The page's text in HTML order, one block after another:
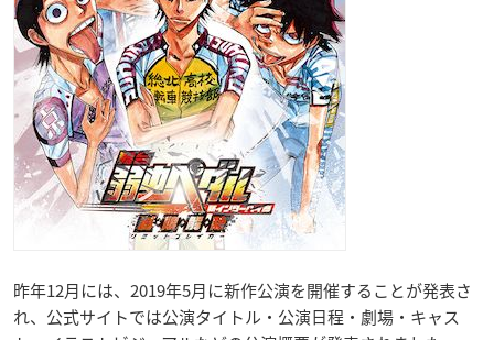
昨年12月には、2019年5月に新作公演を開催することが発表さ
れ、公式サイトでは公演タイトル・公演日程・劇場・キャス